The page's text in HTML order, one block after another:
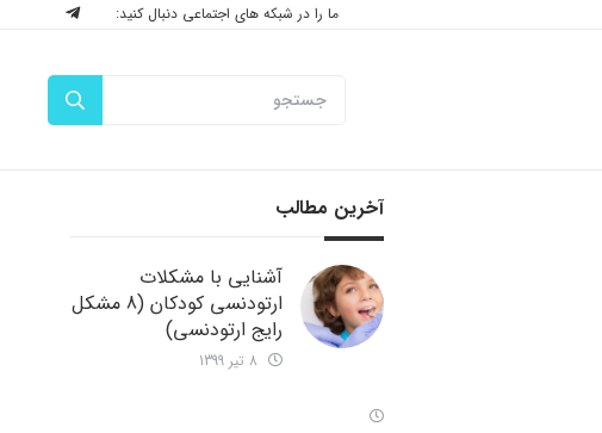
ما را در شبکه های اجتماعی دنبال کنید:
آخرین مطالب
آشنایی با مشکلات
ارتودنسی کودکان (8 مشکل
رایج ارتودنسی)